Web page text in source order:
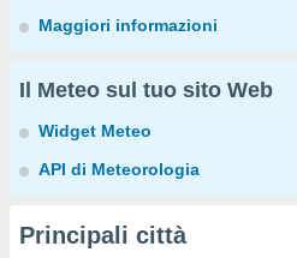
Maggiori informazioni
Il Meteo sul tuo sito Web
Widget Meteo
API di Meteorologia
Principali città